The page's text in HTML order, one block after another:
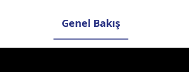
Genel Bakış